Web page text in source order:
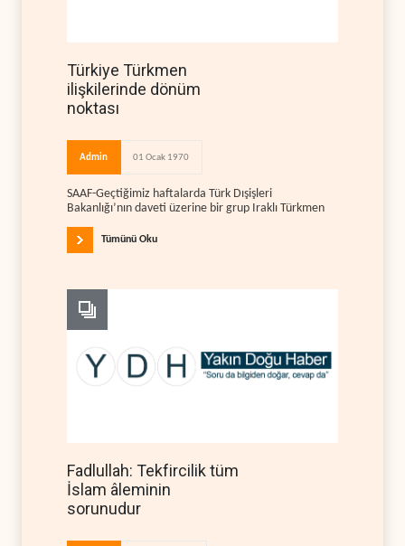
Türkiye Türkmen
ilişkilerinde dönüm
noktası
Admin 01 Ocak 1970
SAAF-Geçtiğimiz haftalarda Türk Dışişleri
Bakanlığı’nın daveti üzerine bir grup Iraklı Türkmen
Tümünü Oku
Fadlullah: Tekfircilik tüm
İslam âleminin
sorunudur